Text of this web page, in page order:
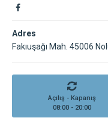
Adres
Fakıuşağı Mah. 45006
Açılış - Kapanış
08:00 - 20:00